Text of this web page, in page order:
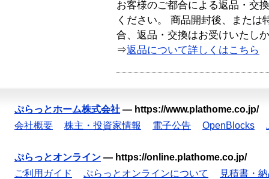
お客様のご都合による返品・交
ください。 商品開封後、または
合、返品・交換はお受けいたし
⇒返品について詳しくはこちら
ぷらっとホーム株式会社 — https://www.plathome.co.jp/
会社概要
株主・投資家情報 電子公告 OpenBlocks
ぷらっとオンライン — https://online.plathome.co.jp/
ご利用ガイド
ぷらっとオンラインについて
見積書・